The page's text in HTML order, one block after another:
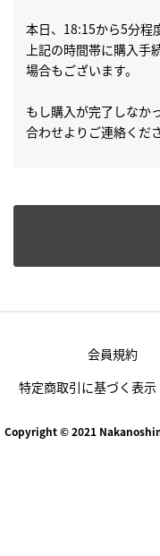
本日、18:15から5分程
上記の時間帯に購入手
場合もございます。
もし購入が完了しなか
合わせよりご連絡くだ
会員規約
特定商取引に基づく表示
Copyright © 2021